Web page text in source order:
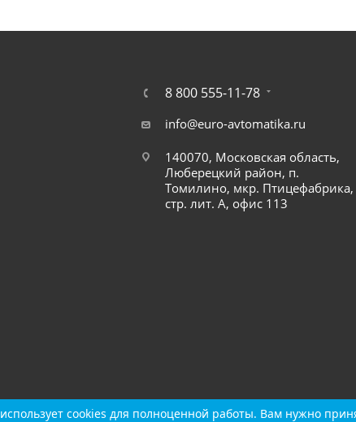
8 800 555-11-78
info@euro-avtomatika.ru
140070, Московская область,
Люберецкий район, п.
Томилино, мкр. Птицефабрика,
стр. лит. А, офис 113
cookies для полноценной работы. Вам нужно